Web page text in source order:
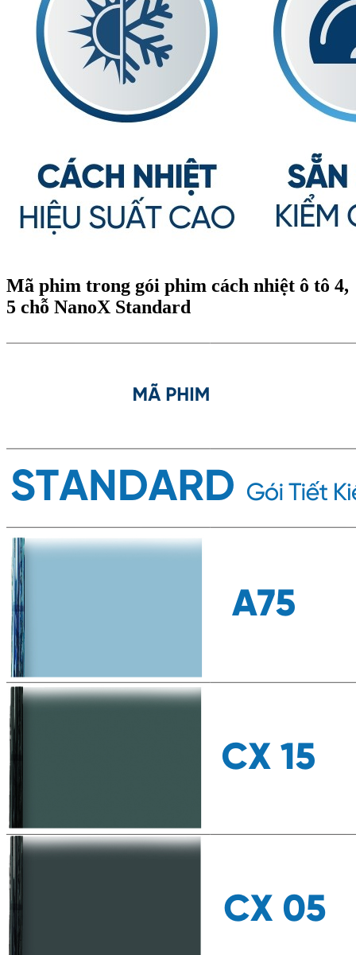
Mã phim trong gói phim cách nhiệt ô tô 4,
5 chỗ NanoX Standard